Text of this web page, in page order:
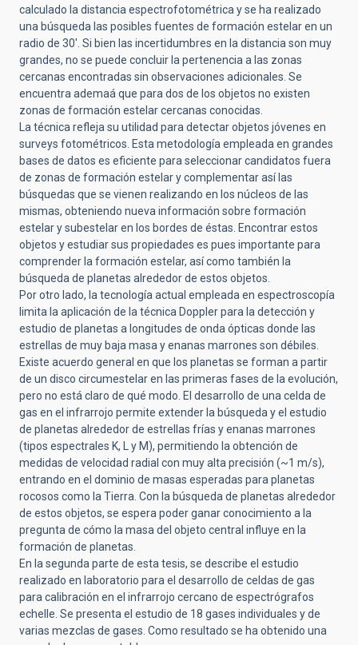
calculado la distancia espectrofotométrica y se ha realizado
una búsqueda las posibles fuentes de formación estelar en un
radio de 30'. Si bien las incertidumbres en la distancia son muy
grandes, no se puede concluir la pertenencia a las zonas
cercanas encontradas sin observaciones adicionales. Se
encuentra ademaá que para dos de los objetos no existen
zonas de formación estelar cercanas conocidas.
La técnica refleja su utilidad para detectar objetos jóvenes en
surveys fotométricos. Esta metodología empleada en grandes
bases de datos es eficiente para seleccionar candidatos fuera
de zonas de formación estelar y complementar así las
búsquedas que se vienen realizando en los núcleos de las
mismas, obteniendo nueva información sobre formación
estelar y subestelar en los bordes de éstas. Encontrar estos
objetos y estudiar sus propiedades es pues importante para
comprender la formación estelar, así como también la
búsqueda de planetas alrededor de estos objetos.
Por otro lado, la tecnología actual empleada en espectroscopía
limita la aplicación de la técnica Doppler para la detección y
estudio de planetas a longitudes de onda ópticas donde las
estrellas de muy baja masa y enanas marrones son débiles.
Existe acuerdo general en que los planetas se forman a partir
de un disco circumestelar en las primeras fases de la evolución,
pero no está claro de qué modo. El desarrollo de una celda de
gas en el infrarrojo permite extender la búsqueda y el estudio
de planetas alrededor de estrellas frías y enanas marrones
(tipos espectrales K, L y M), permitiendo la obtención de
medidas de velocidad radial con muy alta precisión (~1 m/s),
entrando en el dominio de masas esperadas para planetas
rocosos como la Tierra. Con la búsqueda de planetas alrededor
de estos objetos, se espera poder ganar conocimiento a la
pregunta de cómo la masa del objeto central influye en la
formación de planetas.
En la segunda parte de esta tesis, se describe el estudio
realizado en laboratorio para el desarrollo de celdas de gas
para calibración en el infrarrojo cercano de espectrógrafos
echelle. Se presenta el estudio de 18 gases individuales y de
varias mezclas de gases. Como resultado se ha obtenido una